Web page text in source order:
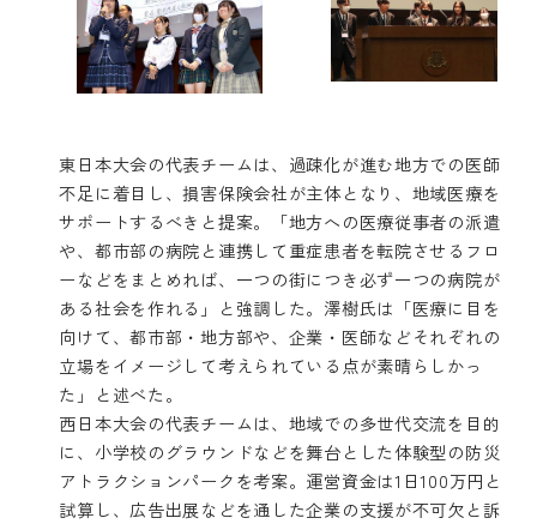
東日本大会の代表チームは、過疎化が進む地方での医師
不足に着目し、損害保険会社が主体となり、地域医療を
サポートするべきと提案。「地方への医療従事者の派遣
や、都市部の病院と連携して重症患者を転院させるフロ
ーなどをまとめれば、一つの街につき必ず一つの病院が
ある社会を作れる」と強調した。澤樹氏は「医療に目を
向けて、都市部・地方部や、企業・医師などそれぞれの
立場をイメージして考えられている点が素晴らしかっ
た」と述べた。
西日本大会の代表チームは、地域での多世代交流を目的
に、小学校のグラウンドなどを舞台とした体験型の防災
アトラクションパークを考案。運営資金は1日100万円と
試算し、広告出展などを通した企業の支援が不可欠と訴